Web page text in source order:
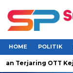
HOME POLITIK
OTT Kejati